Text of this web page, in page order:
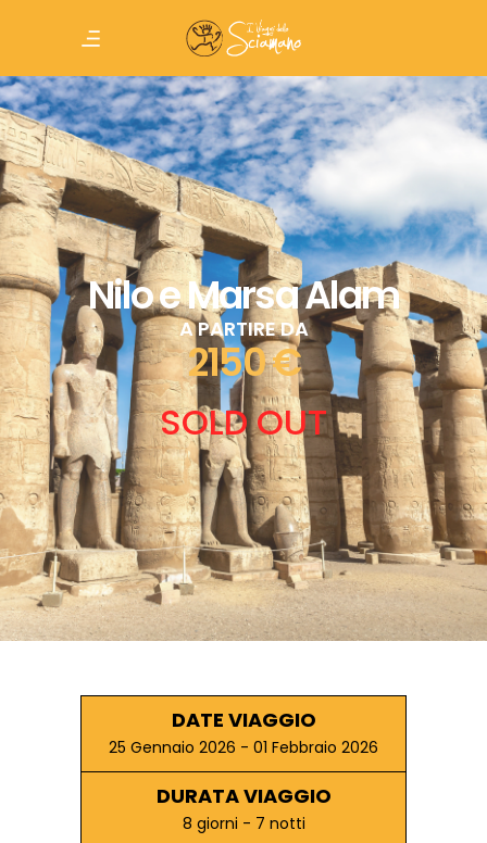
Nilo e Marsa Alam
A PARTIRE DA
2150 €
SOLD OUT
DATE VIAGGIO
25 Gennaio 2026 - 01 Febbraio 2026
DURATA VIAGGIO
8 giorni - 7 notti